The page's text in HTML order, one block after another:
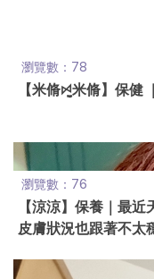
瀏覽數：78
【米脩ꗯ̤̮米脩】保健
瀏覽數：76
【涼涼】保養｜最
皮膚狀況也跟著不太